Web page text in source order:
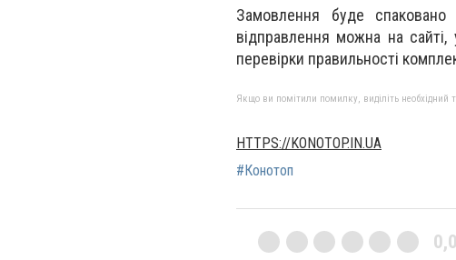
Замовлення буде
відправлення можна на
перевірки правильності
Якщо ви помітили помилку, виділіть необхідний
HTTPS://KONOTOP.IN.UA
#Конотоп
0,0